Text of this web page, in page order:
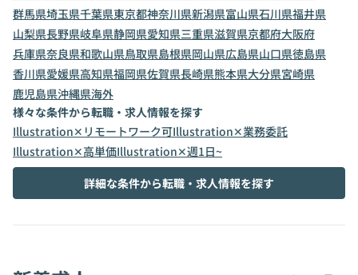
群馬県埼玉県千葉県東京都神奈川県新潟県富山県石川県福井県
山梨県長野県岐阜県静岡県愛知県三重県滋賀県京都府大阪府
兵庫県奈良県和歌山県鳥取県島根県岡山県広島県山口県徳島県
香川県愛媛県高知県福岡県佐賀県長崎県熊本県大分県宮崎県
鹿児島県沖縄県海外
様々な条件から転職・求人情報を探す
Illustration✕リモートワーク可Illustration✕業務委託
Illustration✕高単価Illustration✕週1日~
詳細な条件から転職・求人情報を探す